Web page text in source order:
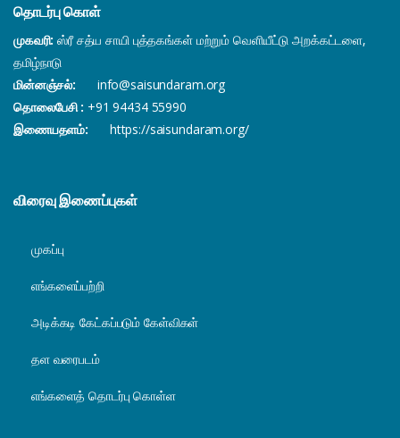
தொடர்பு கொள்
முகவரி:ஸ்ரீ சத்ய சாயி புத்தகங்கள் மற்றும் வெளியீட்டு அறக்கட்டளை,
தமிழ்நாடு
மின்னஞ்சல்:
info@saisundaram.org
தொலைபேசி : +91 94434 55990
இணையதளம்:
https://saisundaram.org/
விரைவு இணைப்புகள்
முகப்பு
எங்களைப்பற்றி
அடிக்கடி கேட்கப்படும் கேள்விகள்
தள வரைபடம்
எங்களைத் தொடர்பு கொள்ள